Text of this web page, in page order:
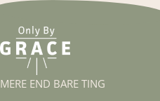
tanker om tro, tvivl,
Hos OnlyByGrace har vi
relevante i en hverdag, hvor
være bøger, der styrker
plads til at stille spørgsmål.
MERE END BARE TING